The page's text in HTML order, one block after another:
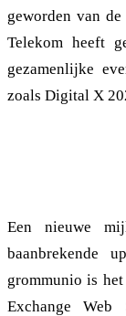
geworden van
Telekom heeft
gezamenlijke
zoals Digital X
Een nieuwe
baanbrekende
grommunio is
Exchange